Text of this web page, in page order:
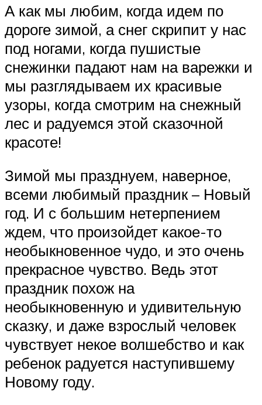
А как мы любим, когда идем по
дороге зимой, а снег скрипит у нас
под ногами, когда пушистые
снежинки падают нам на варежки и
мы разглядываем их красивые
узоры, когда смотрим на снежный
лес и радуемся этой сказочной
красоте!
Зимой мы празднуем, наверное,
всеми любимый праздник – Новый
год. И с большим нетерпением
ждем, что произойдет какое-то
необыкновенное чудо, и это очень
прекрасное чувство. Ведь этот
праздник похож на
необыкновенную и удивительную
сказку, и даже взрослый человек
чувствует некое волшебство и как
ребенок радуется наступившему
Новому году.